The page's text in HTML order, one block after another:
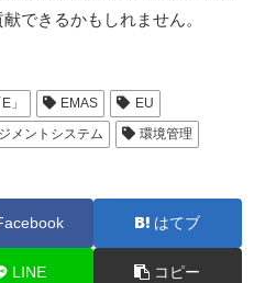
できるかもしれません。
E」 EMAS
EU
メントシステム
環境管理
はてブ
LINE コピー